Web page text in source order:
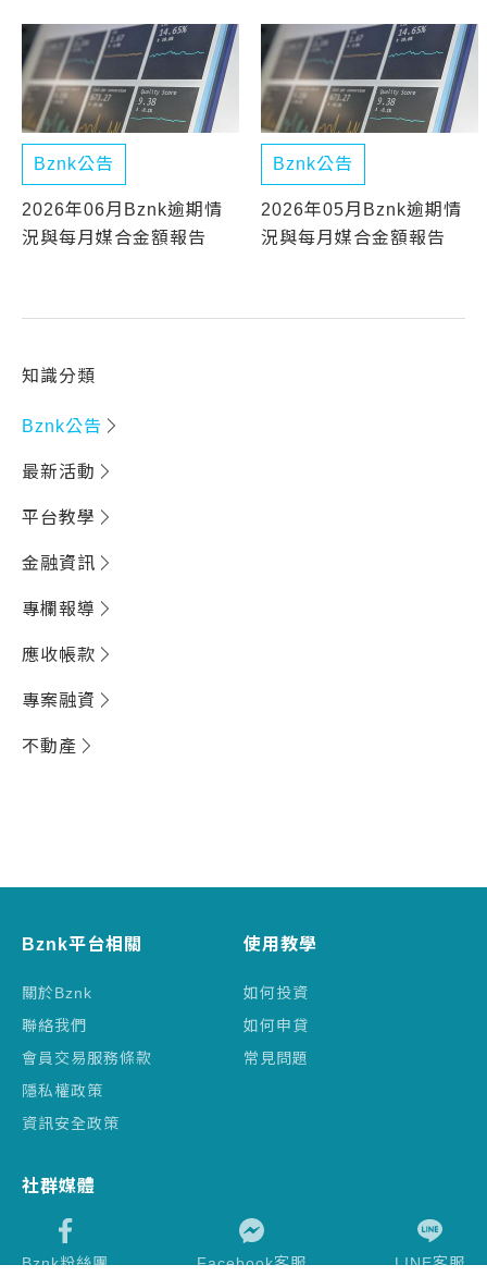
Bznk公告
2026年06月Bznk逾期情
況與每月媒合金額報告
Bznk公告
2026年05月Bznk逾期情
況與每月媒合金額報告
知識分類
Bznk公告
最新活動
平台教學
金融資訊
專欄報導
應收帳款
專案融資
不動產
Bznk平台相關
關於Bznk
聯絡我們
會員交易服務條款
隱私權政策
資訊安全政策
使用教學
如何投資
如何申貸
常見問題
社群媒體
Bznk粉絲團 Facebook客服 LINE客服